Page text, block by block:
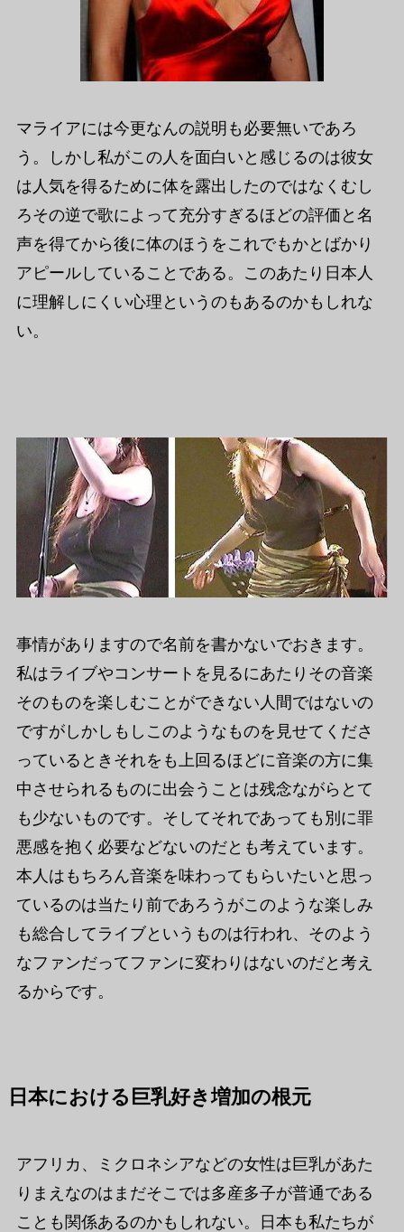
マライアには今更なんの説明も必要無いであろ
う。しかし私がこの人を面白いと感じるのは彼女
は人気を得るために体を露出したのではなくむし
ろその逆で歌によって充分すぎるほどの評価と名
声を得てから後に体のほうをこれでもかとばかり
アピールしていることである。このあたり日本人
に理解しにくい心理というのもあるのかもしれな
い。
事情がありますので名前を書かないでおきます。
私はライブやコンサートを見るにあたりその音楽
そのものを楽しむことができない人間ではないの
ですがしかしもしこのようなものを見せてくださ
っているときそれをも上回るほどに音楽の方に集
中させられるものに出会うことは残念ながらとて
も少ないものです。そしてそれであっても別に罪
悪感を抱く必要などないのだとも考えています。
本人はもちろん音楽を味わってもらいたいと思っ
ているのは当たり前であろうがこのような楽しみ
も総合してライブというものは行われ、そのよう
なファンだってファンに変わりはないのだと考え
るからです。
日本における巨乳好き増加の根元
アフリカ、ミクロネシアなどの女性は巨乳があた
りまえなのはまだそこでは多産多子が普通である
ことも関係あるのかもしれない。日本も私たちが